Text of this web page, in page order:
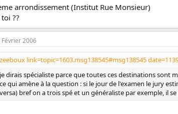
arrondissement (Institut Rue Monsieur)
toi ??
Février 2006
zeeboux link=topic=1603.msg138545#msg138545
je dirais spécialiste parce que toutes ces destinations sont
ce qui amène à la question : si le jour de l'examen le jury
versa) bref on a trois spé et un généraliste par exemple, il